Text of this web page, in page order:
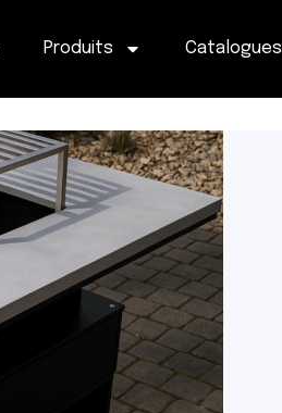
Produits Catalogues